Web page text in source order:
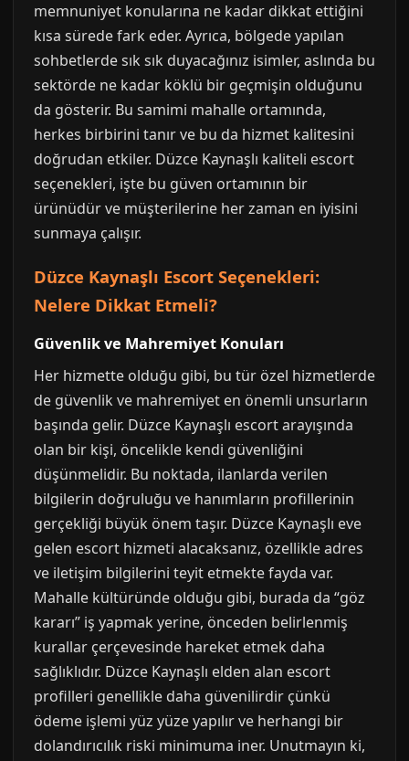
memnuniyet konularına ne kadar dikkat ettiğini
kısa sürede fark eder. Ayrıca, bölgede yapılan
sohbetlerde sık sık duyacağınız isimler, aslında bu
sektörde ne kadar köklü bir geçmişin olduğunu
da gösterir. Bu samimi mahalle ortamında,
herkes birbirini tanır ve bu da hizmet kalitesini
doğrudan etkiler. Düzce Kaynaşlı kaliteli escort
seçenekleri, işte bu güven ortamının bir
ürünüdür ve müşterilerine her zaman en iyisini
sunmaya çalışır.
Düzce Kaynaşlı Escort Seçenekleri:
Nelere Dikkat Etmeli?
Güvenlik ve Mahremiyet Konuları
Her hizmette olduğu gibi, bu tür özel hizmetlerde
de güvenlik ve mahremiyet en önemli unsurların
başında gelir. Düzce Kaynaşlı escort arayışında
olan bir kişi, öncelikle kendi güvenliğini
düşünmelidir. Bu noktada, ilanlarda verilen
bilgilerin doğruluğu ve hanımların profillerinin
gerçekliği büyük önem taşır. Düzce Kaynaşlı eve
gelen escort hizmeti alacaksanız, özellikle adres
ve iletişim bilgilerini teyit etmekte fayda var.
Mahalle kültüründe olduğu gibi, burada da “göz
kararı” iş yapmak yerine, önceden belirlenmiş
kurallar çerçevesinde hareket etmek daha
sağlıklıdır. Düzce Kaynaşlı elden alan escort
profilleri genellikle daha güvenilirdir çünkü
ödeme işlemi yüz yüze yapılır ve herhangi bir
dolandırıcılık riski minimuma iner. Unutmayın ki,